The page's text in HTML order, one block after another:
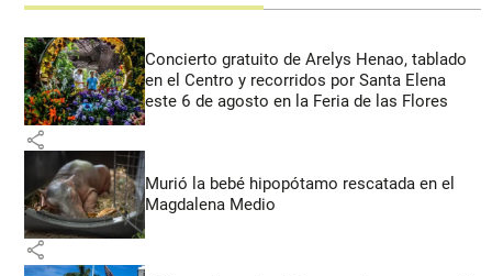
Concierto gratuito de Arelys Henao, tablado
en el Centro y recorridos por Santa Elena
este 6 de agosto en la Feria de las Flores
share
Murió la bebé hipopótamo rescatada en el
Magdalena Medio
share